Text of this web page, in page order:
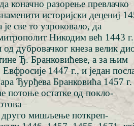
коначно разорење превлачко
историјски децениј
све то узроковало, да
Никодим већ 1443 г.
од дубровачког кнеза велик
Ђ. Бранковићеве, а за њим
Евфросије 1447 г., и један
Ђурђева Бранковића 1457 г.
потоње остатке од покло-
друго мишљење поткреп-